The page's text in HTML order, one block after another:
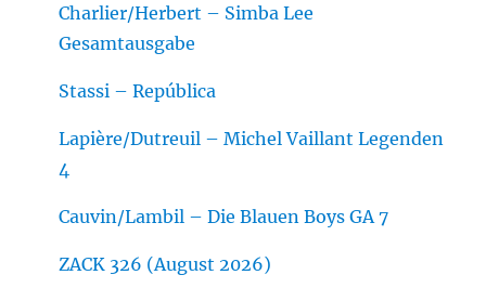
Charlier/Herbert – Simba Lee
Gesamtausgabe
Stassi – República
Lapière/Dutreuil – Michel Vaillant Legenden
4
Cauvin/Lambil – Die Blauen Boys GA 7
ZACK 326 (August 2026)